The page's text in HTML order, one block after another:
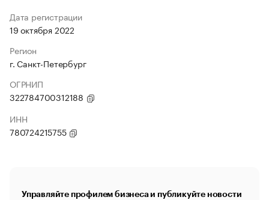
Дата регистрации
19 октября 2022
Регион
г. Санкт-Петербург
ОГРНИП
322784700312188
ИНН
780724215755
Управляйте профилем бизнеса и публикуйте новости